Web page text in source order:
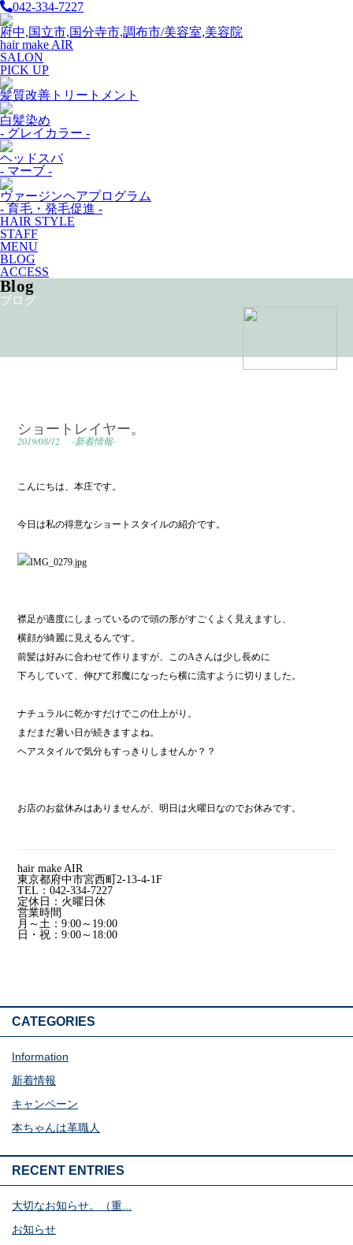
042-334-7227
府中,国立市,国分寺市,調布市/美容室,美容院
hair make AIR
SALON
PICK UP
髪質改善トリートメント
白髪染め
- グレイカラー -
ヘッドスパ
- マーブ -
ヴァージンヘアプログラム
- 育毛・発毛促進 -
HAIR STYLE
STAFF
MENU
BLOG
ACCESS
Blog
ブログ
ショートレイヤー。
2019/08/12 -新着情報-
こんにちは、本庄です。
今日は私の得意なショートスタイルの紹介です。
襟足が適度にしまっているので頭の形がすごくよく見えますし、
横顔が綺麗に見えるんです。
前髪は好みに合わせて作りますが、このAさんは少し長めに
下ろしていて、伸びて邪魔になったら横に流すように切りました。
ナチュラルに乾かすだけでこの仕上がり。
まだまだ暑い日が続きますよね。
ヘアスタイルで気分もすっきりしませんか？？
お店のお盆休みはありませんが、明日は火曜日なのでお休みです。
hair make AIR
東京都府中市宮西町2-13-4-1F
TEL：042-334-7227
定休日：火曜日休
営業時間
月～土：9:00～19:00
日・祝：9:00～18:00
CATEGORIES
Information
新着情報
キャンペーン
本ちゃんは革職人
RECENT ENTRIES
大切なお知らせ。（重...
お知らせ